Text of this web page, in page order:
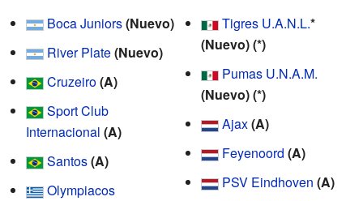
Boca Juniors(Nuevo)
River Plate(Nuevo)
Cruzeiro(A)
Sport Club
Internacional (A)
Santos(A)
Olympiacos
Tigres U.A.N.L.*
(Nuevo) (*)
Pumas U.N.A.M.
(Nuevo) (*)
Ajax(A)
Feyenoord (A)
PSV Eindhoven (A)